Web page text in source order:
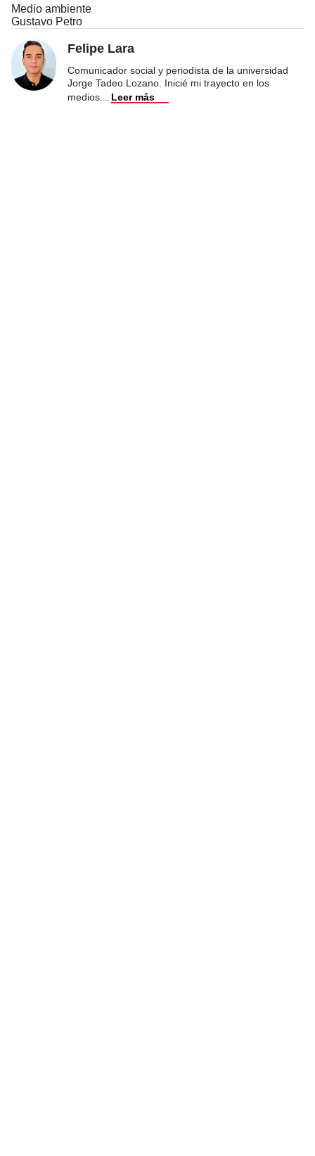
Medio ambiente
Gustavo Petro
Felipe Lara
Comunicador social y periodista de la universidad
Jorge Tadeo Lozano. Inicié mi trayecto en los
medios
Leer más